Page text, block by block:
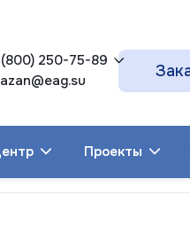
250-75-89
Проекты